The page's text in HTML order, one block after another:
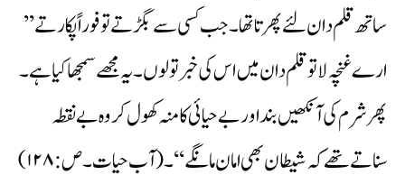
ساتھ قلم دان لئے پھرتا تھا۔ جب کسی سے بگڑتے تو فوراً پکارتے’’
ارے غنچہ لا تو قلم دان میں اس کی خبر تو لوں۔ یہ مجھے سمجھا کیا ہے۔
پھر شرم کی آنکھیں بند اور بے حیائی کا منہ کھول کر وہ بے نقطہ
سناتے تھے کہ شیطان بھی امان مانگے‘‘۔(آب حیات۔ص:۱۲۸)